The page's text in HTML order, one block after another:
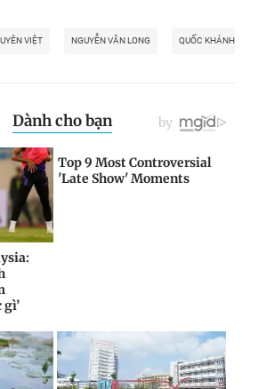
VIỆT NGUYỄN VĂN LONG QUỐC KHÁNH 2.9